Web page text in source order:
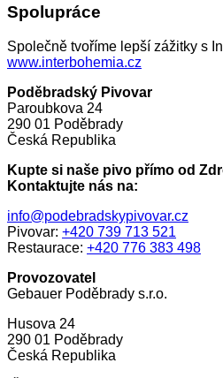
Spolupráce
Společně tvoříme lepší zážitky s
www.interbohemia.cz
Poděbradský Pivovar
Paroubkova 24
290 01 Poděbrady
Česká Republika
Kupte si naše pivo přímo od
Kontaktujte nás na:
info@podebradskypivovar.cz
Pivovar: +420 739 713 521
Restaurace: +420 776 383 498
Provozovatel
Gebauer Poděbrady s.r.o.
Husova 24
290 01 Poděbrady
Česká Republika